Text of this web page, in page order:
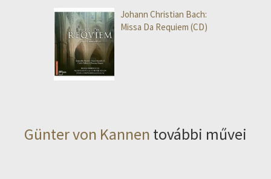
Johann Christian Bach:
Missa Da Requiem (CD)
Günter von Kannen további művei